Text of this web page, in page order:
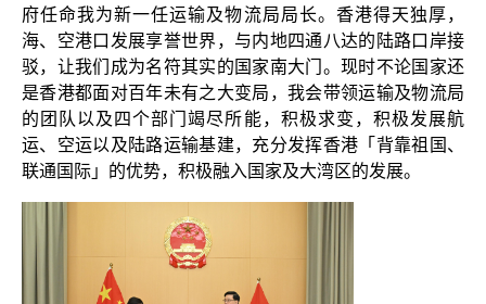
府任命我为新一任运输及物流局局长。香港得天独厚，
海、空港口发展享誉世界，与内地四通八达的陆路口岸接
驳，让我们成为名符其实的国家南大门。现时不论国家还
是香港都面对百年未有之大变局，我会带领运输及物流局
的团队以及四个部门竭尽所能，积极求变，积极发展航
运、空运以及陆路运输基建，充分发挥香港「背靠祖国、
联通国际」的优势，积极融入国家及大湾区的发展。